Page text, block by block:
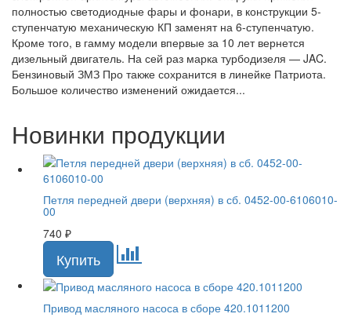
полностью светодиодные фары и фонари, в конструкции 5-
ступенчатую механическую КП заменят на 6-ступенчатую.
Кроме того, в гамму модели впервые за 10 лет вернется
дизельный двигатель. На сей раз марка турбодизеля — JAC.
Бензиновый ЗМЗ Про также сохранится в линейке Патриота.
Большое количество изменений ожидается...
Новинки продукции
Петля передней двери (верхняя) в сб. 0452-00-6106010-
00
740 ₽
Привод масляного насоса в сборе 420.1011200